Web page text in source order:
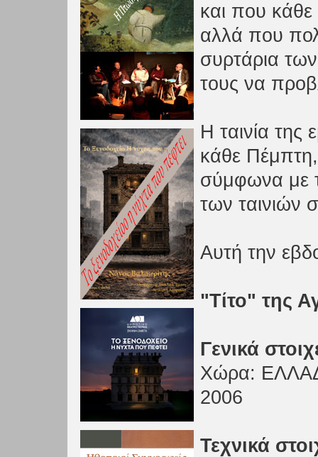
και που
αλλά που
συρτάρια
τους να
Η ταινία της
κάθε Πέμπτη,
σύμφωνα με
των ταινιών
Αυτή την
"Τίτο" της
Γενικά
Xώρα:
2006
Τεχνικά